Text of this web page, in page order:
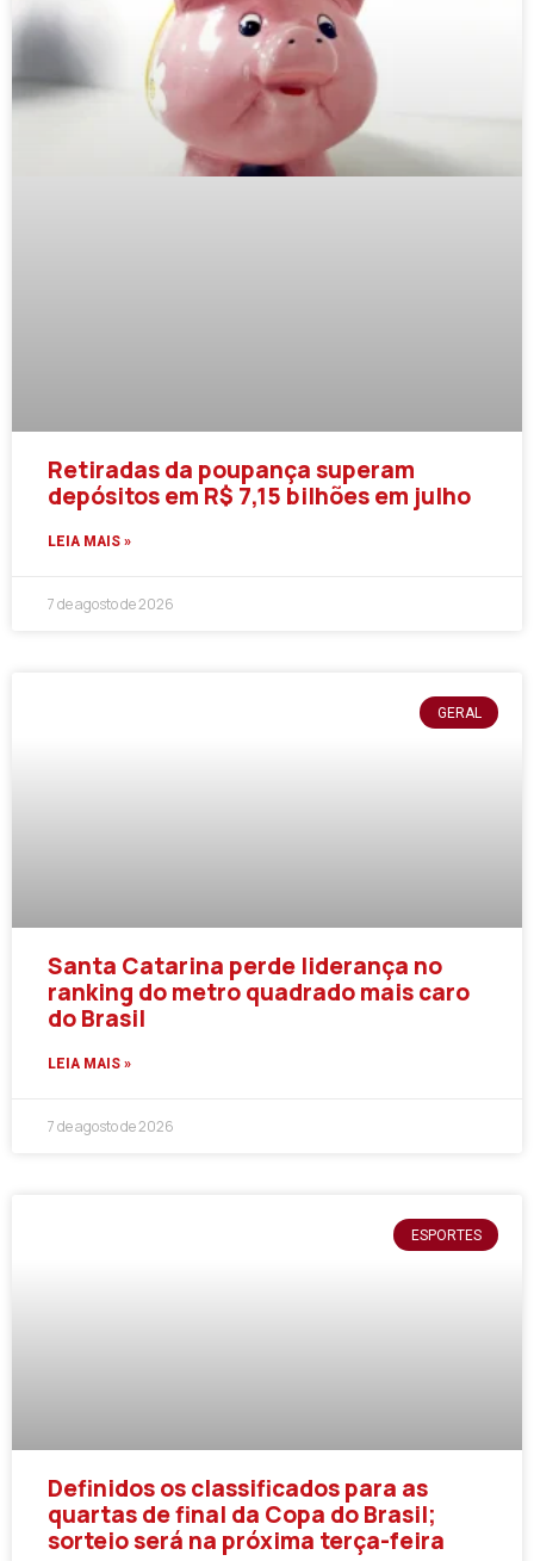
Retiradas da poupança superam
depósitos em R$ 7,15 bilhões em julho
LEIA MAIS »
7 de agosto de 2026
GERAL
Santa Catarina perde liderança no
ranking do metro quadrado mais caro
do Brasil
LEIA MAIS »
7 de agosto de 2026
ESPORTES
Definidos os classificados para as
quartas de final da Copa do Brasil;
sorteio será na próxima terça-feira